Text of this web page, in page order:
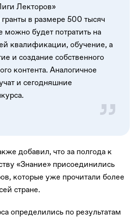
Лекторов»
в размере 500 тысяч
можно будет потратить на
квалификации, обучение, а
и создание собственного
контента. Аналогичное
и сегодняшние
добавил, что за полгода к
«Знание» присоединились
которые уже прочитали более
стране.
определились по результатам